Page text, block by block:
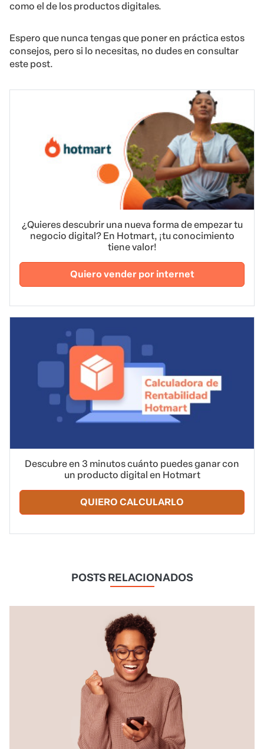
como el de los productos digitales.
Espero que nunca tengas que poner en práctica estos
consejos, pero si lo necesitas, no dudes en consultar
este post.
¿Quieres descubrir una nueva forma de empezar tu
negocio digital? En Hotmart, ¡tu conocimiento
tiene valor!
Quiero vender por internet
Descubre en 3 minutos cuánto puedes ganar con
un producto digital en Hotmart
QUIERO CALCULARLO
POSTS RELACIONADOS